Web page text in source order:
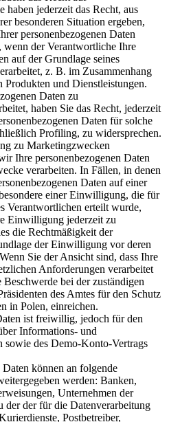
haben jederzeit das Recht, aus
besonderen Situation ergeben,
personenbezogenen Daten
wenn der Verantwortliche Ihre
auf der Grundlage seines
z. B. im Zusammenhang
Produkten und Dienstleistungen.
Daten zu
haben Sie das Recht, jederzeit
Daten für solche
Profiling, zu widersprechen.
zu Marketingzwecken
Ihre personenbezogenen Daten
verarbeiten. In Fällen, in denen
Daten auf einer
einer Einwilligung, die für
Verantwortlichen erteilt wurde,
Einwilligung jederzeit zu
die Rechtmäßigkeit der
der Einwilligung vor deren
Sie der Ansicht sind, dass Ihre
Anforderungen verarbeitet
bei der zuständigen
des Amtes für den Schutz
in Polen, einreichen.
ist freiwillig, jedoch für den
Informations- und
sowie des Demo-Konto-Vertrags
können an folgende
werden: Banken,
Unternehmen der
der der für die Datenverarbeitung
Postbetreiber,